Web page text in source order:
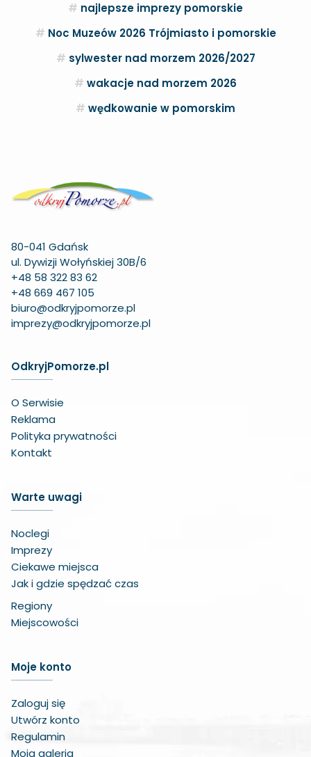
najlepsze imprezy pomorskie
Noc Muzeów 2026 Trójmiasto i pomorskie
sylwester nad morzem 2026/2027
wakacje nad morzem 2026
wędkowanie w pomorskim
80-041 Gdańsk
ul. Dywizji Wołyńskiej 30B/6
+48 58 322 83 62
+48 669 467 105
biuro@odkryjpomorze.pl
imprezy@odkryjpomorze.pl
OdkryjPomorze.pl
O Serwisie
Reklama
Polityka prywatności
Kontakt
Warte uwagi
Noclegi
Imprezy
Ciekawe miejsca
Jak i gdzie spędzać czas
Regiony
Miejscowości
Moje konto
Zaloguj się
Utwórz konto
Regulamin
Moja galeria